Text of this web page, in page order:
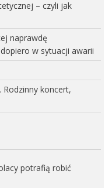
– czyli jak
naprawdę
w sytuacji awarii
Rodzinny koncert,
potrafią robić